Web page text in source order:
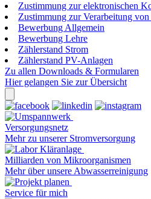
Zustimmung zur elektronischen
Zustimmung zur Verarbeitung
Bewerbung Allgemein
Bewerbung Lehre
Zählerstand Strom
Zählerstand PV-Anlagen
Zu allen Downloads & Formularen
Hier gelangen Sie zur Übersicht
Versorgungsnetz
Mehr zu unserer Stromversorgung
Milliarden von Mikroorganismen
Mehr über unsere Abwasserreinigung
Service für mich